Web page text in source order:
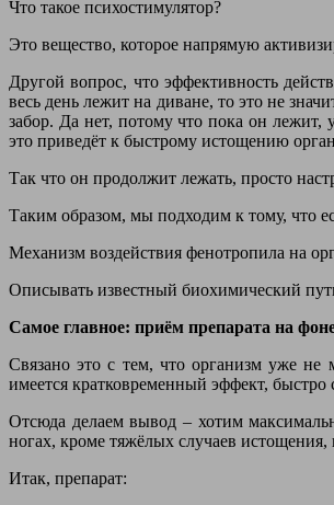
Что такое психостимулятор?
Это вещество, которое напрямую
Другой вопрос, что эффективность
весь день лежит на диване, то это не
забор. Да нет, потому что пока он лежит,
это приведёт к быстрому истощению
Так что он продолжит лежать, просто
Таким образом, мы подходим к тому, что
Механизм воздействия фенотропила на
Описывать известный биохимический
Самое главное: приём препарата на
Связано это с тем, что организм уже не
имеется кратковременный эффект,
Отсюда делаем вывод – хотим
ногах, кроме тяжёлых случаев истощения,
Итак, препарат: